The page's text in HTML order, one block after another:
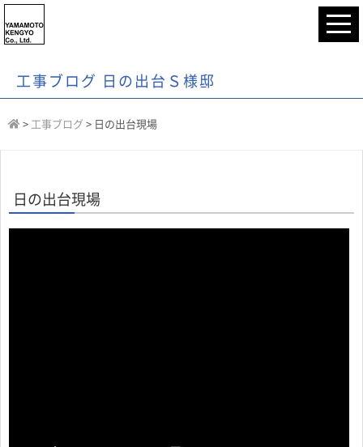
工事ブログ 日の出台Ｓ様邸
> 工事ブログ > 日の出台現場
日の出台現場